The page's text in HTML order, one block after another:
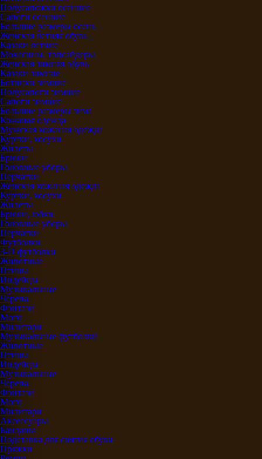
Полусапожки осенние
Сапоги осенние
Большие размеры осень
Женская летняя обувь
Казаки летние
Мокасины, топсайдеры
Женская зимняя обувь
Казаки зимние
Ботинки зимние
Полусапоги зимние
Сапоги зимние
Большие размеры зима
Кожаная одежда
Мужская кожаная одежда
Куртки, косухи
Жилеты
Брюки
Головные уборы
Перчатки
Женская кожаная одежда
Куртки, косухи
Жилеты
Брюки, юбки
Головные уборы
Перчатки
Футболки
3-D футболки
Животные
Птицы
Индейцы
Музыкальные
Черепа
Фэнтази
Мото
Милитари
Музыкальные футболки
Животные
Птицы
Индейцы
Музыкальные
Черепа
Фэнтази
Мото
Милитари
Аксессуары
Банданы
Подставка для снятия обуви
Пряжки